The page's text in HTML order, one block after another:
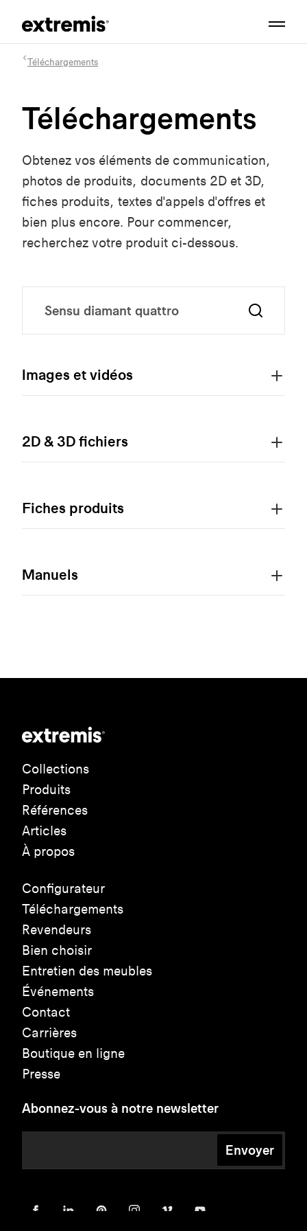
Téléchargements
Téléchargements
Obtenez vos éléments de communication,
photos de produits, documents 2D et 3D,
fiches produits, textes d'appels d'offres et
bien plus encore. Pour commencer,
recherchez votre produit ci-dessous.
Images et vidéos
2D & 3D fichiers
Fiches produits
Manuels
Collections
Produits
Références
Articles
À propos
Configurateur
Téléchargements
Revendeurs
Bien choisir
Entretien des meubles
Événements
Contact
Carrières
Boutique en ligne
Presse
Abonnez-vous à notre newsletter
Envoyer